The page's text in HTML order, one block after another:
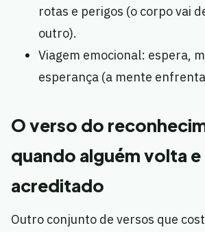
rotas e perigos (o corpo vai
outro).
Viagem emocional: espera,
esperança (a mente
O verso do
quando alguém volta
acreditado
Outro conjunto de versos que